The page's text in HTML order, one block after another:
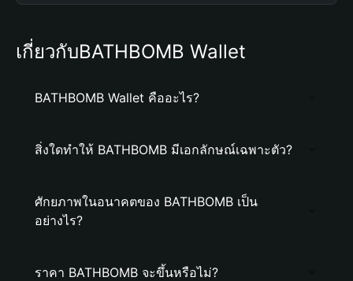
เกี่ยวกับBATHBOMB Wallet
BATHBOMB Wallet คืออะไร?
สิ่งใดทำให้ BATHBOMB มีเอกลักษณ์เฉพาะตัว?
ศักยภาพในอนาคตของ BATHBOMB เป็น
อย่างไร?
ราคา BATHBOMB จะขึ้นหรือไม่?